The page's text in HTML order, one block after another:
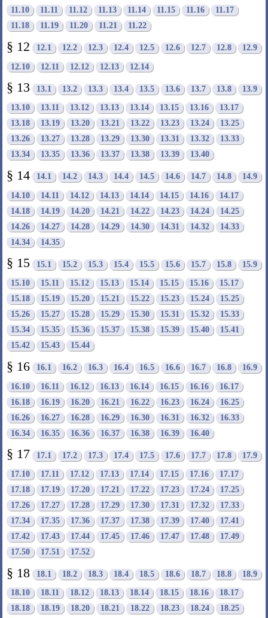
11.10 11.11 11.12 11.13 11.14 11.15 11.16
11.17
11.18
11.19 11.20 11.21 11.22
§ 12 12.1 12.2 12.3 12.4 12.5 12.6 12.7 12.8 12.9
12.10 12.11 12.12 12.13 12.14
§ 13 13.1 13.2 13.3 13.4 13.5 13.6 13.7 13.8 13.9
13.10 13.11 13.12 13.13 13.14 13.15 13.16
13.17
13.18
13.19 13.20 13.21 13.22 13.23 13.24
13.25
13.26
13.27 13.28 13.29 13.30 13.31 13.32
13.33
13.34
13.35 13.36 13.37 13.38 13.39 13.40
§ 14 14.1 14.2 14.3 14.4 14.5 14.6 14.7 14.8 14.9
14.10 14.11 14.12 14.13 14.14 14.15 14.16
14.17
14.18
14.19 14.20 14.21 14.22 14.23 14.24
14.25
14.26
14.27 14.28 14.29 14.30 14.31 14.32
14.33
14.34
14.35
§ 15 15.1 15.2 15.3 15.4 15.5 15.6 15.7 15.8 15.9
15.10 15.11 15.12 15.13 15.14 15.15 15.16
15.17
15.18
15.19 15.20 15.21 15.22 15.23 15.24
15.25
15.26
15.27 15.28 15.29 15.30 15.31 15.32
15.33
15.34
15.35 15.36 15.37 15.38 15.39 15.40
15.41
15.42
15.43 15.44
§ 16 16.1 16.2 16.3 16.4 16.5 16.6 16.7 16.8 16.9
16.10 16.11 16.12 16.13 16.14 16.15 16.16
16.17
16.18
16.19 16.20 16.21 16.22 16.23 16.24
16.25
16.26
16.27 16.28 16.29 16.30 16.31 16.32
16.33
16.34
16.35 16.36 16.37 16.38 16.39 16.40
§ 17 17.1 17.2 17.3 17.4 17.5 17.6 17.7 17.8 17.9
17.10 17.11 17.12 17.13 17.14 17.15 17.16
17.17
17.18
17.19 17.20 17.21 17.22 17.23 17.24
17.25
17.26
17.27 17.28 17.29 17.30 17.31 17.32
17.33
17.34
17.35 17.36 17.37 17.38 17.39 17.40
17.41
17.42
17.43 17.44 17.45 17.46 17.47 17.48
17.49
17.50
17.51 17.52
§ 18 18.1 18.2 18.3 18.4 18.5 18.6 18.7 18.8 18.9
18.10 18.11 18.12 18.13 18.14 18.15 18.16
18.17
18.18
18.19 18.20 18.21 18.22 18.23 18.24 18.25